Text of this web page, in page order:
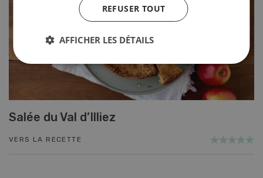
Salée du Val d’Illiez
VERS LA RECETTE
REFUSER TOUT
AFFICHER LES DÉTAILS